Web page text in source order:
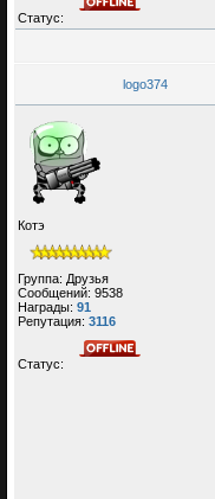
Статус:
logo374
Котэ
Группа: Друзья
Сообщений: 9538
Награды: 91
Репутация: 3116
Статус: